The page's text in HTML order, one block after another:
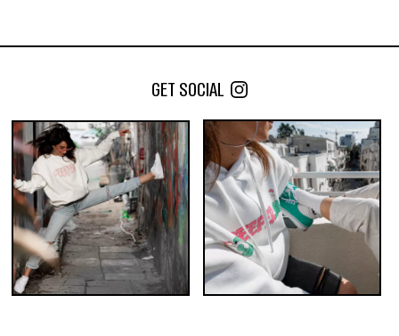
MEDIUM בלי פילטר
הוסף לעגלה
GET SOCIAL